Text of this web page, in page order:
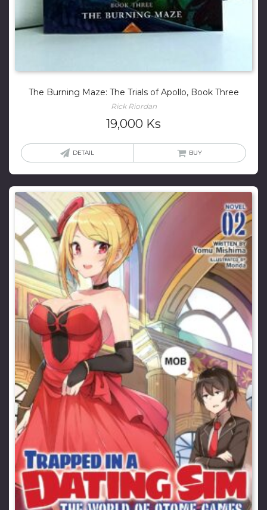
The Burning Maze: The Trials of Apollo, Book Three
Rick Riordan
19,000 Ks
DETAIL BUY